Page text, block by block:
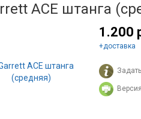
ACE штанга
1.200
+доставка